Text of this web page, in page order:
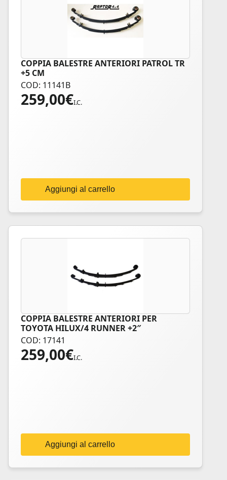
COPPIA BALESTRE ANTERIORI PATROL TR
+5 CM
COD: 11141B
259,00€I.C.
Aggiungi al carrello
COPPIA BALESTRE ANTERIORI PER
TOYOTA HILUX/4 RUNNER +2″
COD: 17141
259,00€I.C.
Aggiungi al carrello